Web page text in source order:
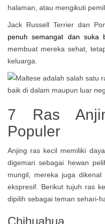
halaman, atau mengikuti
Jack Russell Terrier dan
penuh semangat dan suka
membuat mereka sehat,
keluarga.
7 Ras
Populer
Anjing ras kecil memiliki
digemari sebagai hewan
mungil, mereka juga
ekspresif. Berikut tujuh ras
dipilih sebagai teman sehari-
Chihuahua